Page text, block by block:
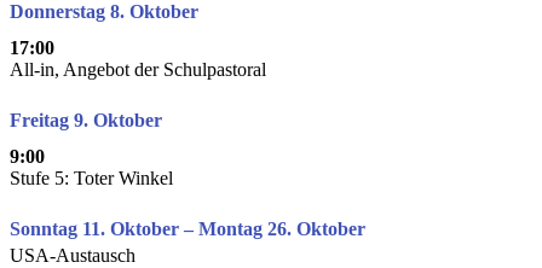
Donnerstag 8. Oktober
17:00
All-in, Angebot der Schulpastoral
Freitag 9. Oktober
9:00
Stufe 5: Toter Winkel
Sonntag 11. Oktober – Montag 26. Oktober
USA-Austausch